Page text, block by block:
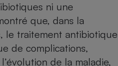
ni une
que, dans la
le traitement antibiotique
de complications,
de la maladie,